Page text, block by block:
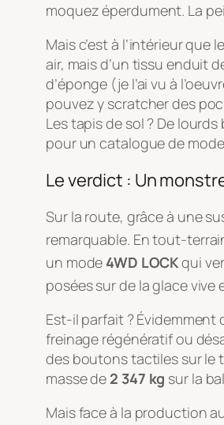
moquez éperdument. La
Mais c’est à l’intérieur
air, mais d’un tissu enduit
d’éponge (je l’ai vu à
pouvez y scratcher des
Les tapis de sol ? De
pour un catalogue de
Le verdict : Un
Sur la route, grâce à une
remarquable. En tout-
un mode 4WD LOCKqui
posées sur de la glace
Est-il parfait ? Évidemment
freinage régénératif ou
des boutons tactiles sur le
masse de 2 347 kg sur la
Mais face à la production